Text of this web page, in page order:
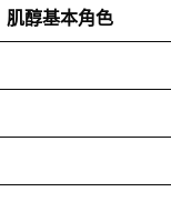
肌醇基本角色